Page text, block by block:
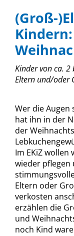
(Groß-
Kindern:
Kinder von ca. 2
Eltern und/oder
Wer die Augen
hat ihn in der
der
Im EKiZ
wieder pflegen
Eltern oder
verkosten
erzählen die
und
noch Kind